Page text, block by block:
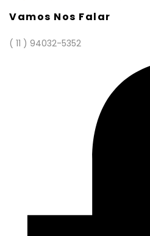
Vamos Nos Falar
( 11 ) 94032-5352